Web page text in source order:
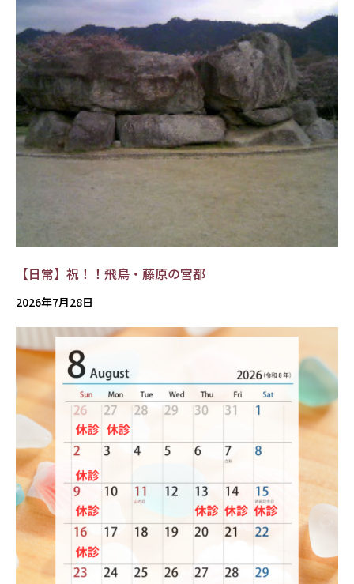
【日常】祝！！飛鳥・藤原の宮都
2026年7月28日